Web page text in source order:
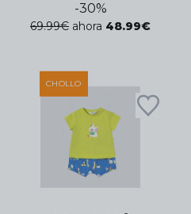
-30%
69.99€ ahora 48.99€
CHOLLO